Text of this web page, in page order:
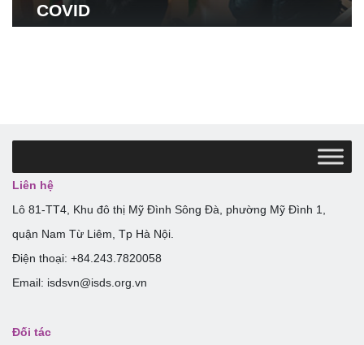
COVID
Liên hệ
Lô 81-TT4, Khu đô thị Mỹ Đình Sông Đà, phường Mỹ Đình 1,
quận Nam Từ Liêm, Tp Hà Nội.
Điện thoại: +84.243.7820058
Email: isdsvn@isds.org.vn
Đối tác